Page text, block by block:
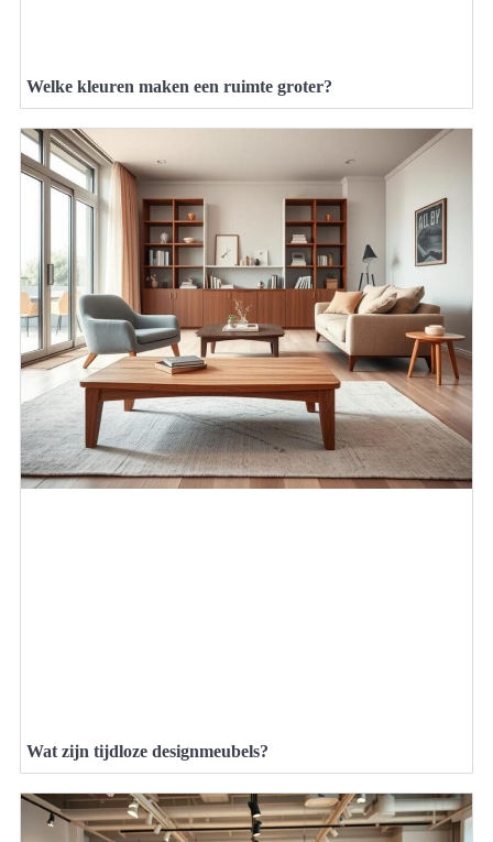
Welke kleuren maken een ruimte groter?
Wat zijn tijdloze designmeubels?